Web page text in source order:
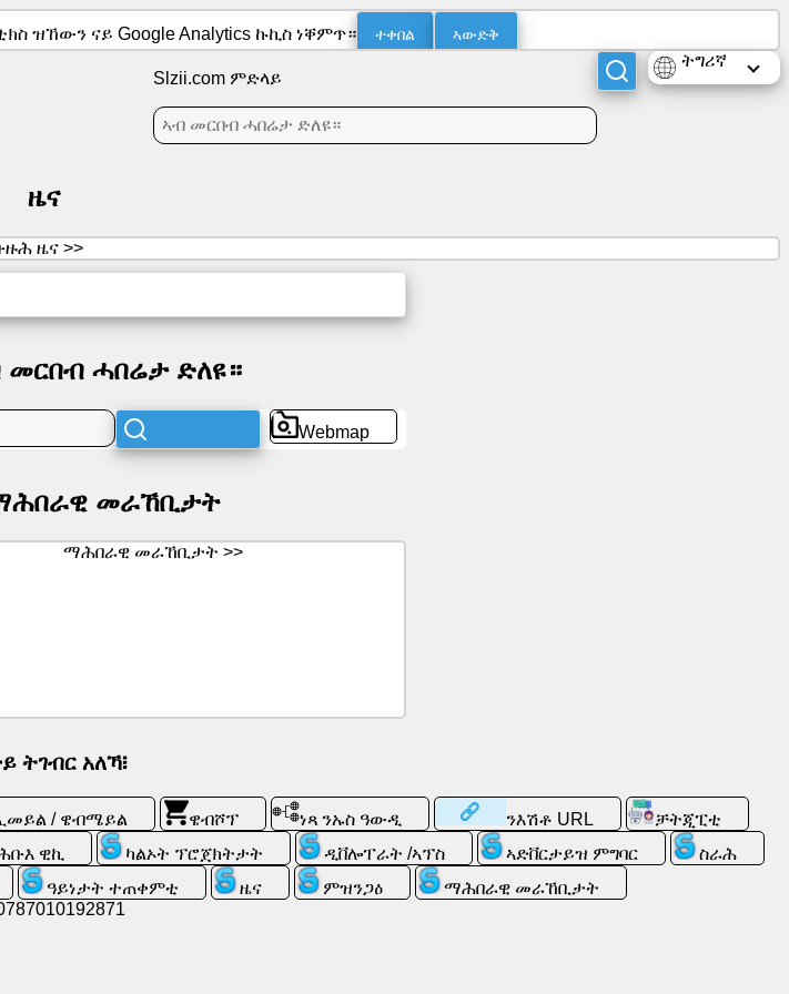
ዝኸውን ናይ Google Analytics ኩኪስ ነቐምጥ። ተቀበል ኣውድቅ
ትግሪኛ
Slzii.com ምድላይ
ዜና
ዜና >>
መርበብ ሓበሬታ ድለዩ።
Webmap
መራኸቢታት
ማሕበራዊ መራኸቢታት >>
ትገብር አለኻ፧
/ ዌብሜይል ዌብሾፕ ነጻ ንኡስ ዓውዲ ንእሽቶ URL
ቻትጂፒቲ
ዊኪ ካልኦት ፕሮጀክትታት ዲቨሎፐራት /ኣፕስ ኣድቨርታይዝ ምግባር
ስራሕ
ዓይነታት ተጠቀምቲ ዜና ምዝንጋዕ
ማሕበራዊ መራኸቢታት